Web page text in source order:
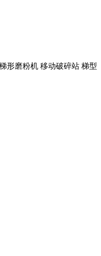
形磨粉机 移动破碎站 梯型